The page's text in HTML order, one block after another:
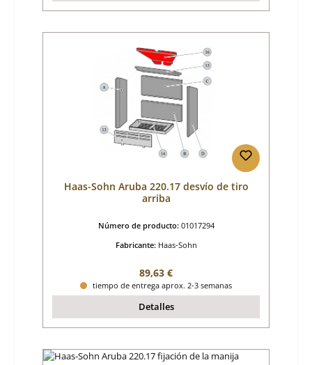
Haas-Sohn Aruba 220.17 desvío de tiro
arriba
Número de producto: 01017294
Fabricante: Haas-Sohn
Precio normal:
89,63 €
tiempo de entrega aprox. 2-3 semanas
Detalles